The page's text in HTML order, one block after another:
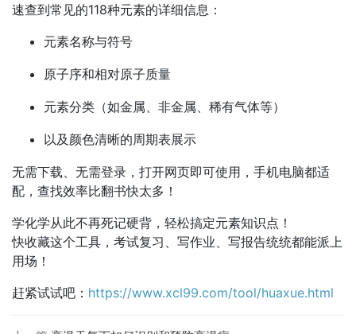
速查到常见的118种元素的详细信息：
元素名称与符号
原子序和相对原子质量
元素分类（如金属、非金属、稀有气体等）
以及颜色清晰的周期表展示
无需下载、无需登录，打开网页即可使用，手机电脑都适
配，查找效率比翻书快太多！
学化学从此不再死记硬背，轻松搞定元素知识点！
快收藏这个工具，考试复习、写作业、写报告统统都能派上
用场！
赶紧试试吧： https://www.xcl99.com/tool/huaxue.html